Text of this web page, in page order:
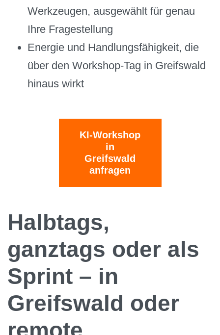
Werkzeugen, ausgewählt für genau
Ihre Fragestellung
Energie und Handlungsfähigkeit, die
über den Workshop-Tag in Greifswald
hinaus wirkt
KI-Workshop
in
Greifswald
anfragen
Halbtags,
ganztags oder als
Sprint – in
Greifswald oder